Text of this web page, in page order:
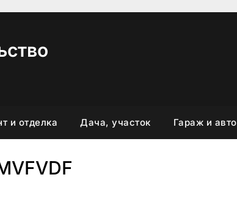
и отделка Дача, участок Гараж и авто